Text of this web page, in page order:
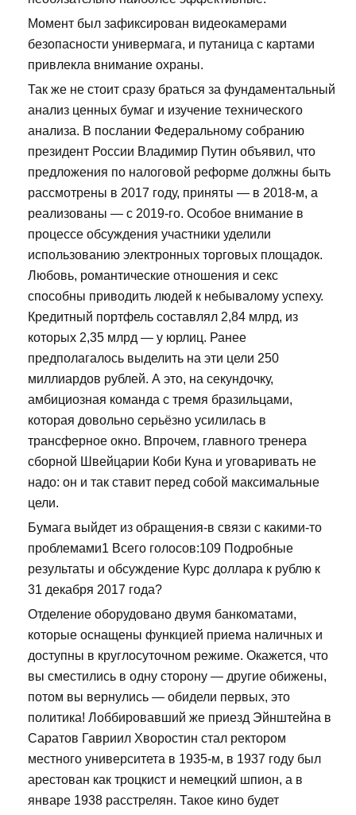
Момент был зафиксирован видеокамерами
безопасности универмага, и путаница с картами
привлекла внимание охраны.
Так же не стоит сразу браться за фундаментальный
анализ ценных бумаг и изучение технического
анализа. В послании Федеральному собранию
президент России Владимир Путин объявил, что
предложения по налоговой реформе должны быть
рассмотрены в 2017 году, приняты — в 2018-м, а
реализованы — с 2019-го. Особое внимание в
процессе обсуждения участники уделили
использованию электронных торговых площадок.
Любовь, романтические отношения и секс
способны приводить людей к небывалому успеху.
Кредитный портфель составлял 2,84 млрд, из
которых 2,35 млрд — у юрлиц. Ранее
предполагалось выделить на эти цели 250
миллиардов рублей. А это, на секундочку,
амбициозная команда с тремя бразильцами,
которая довольно серьёзно усилилась в
трансферное окно. Впрочем, главного тренера
сборной Швейцарии Коби Куна и уговаривать не
надо: он и так ставит перед собой максимальные
цели.
Бумага выйдет из обращения-в связи с какими-то
проблемами1 Всего голосов:109 Подробные
результаты и обсуждение Курс доллара к рублю к
31 декабря 2017 года?
Отделение оборудовано двумя банкоматами,
которые оснащены функцией приема наличных и
доступны в круглосуточном режиме. Окажется, что
вы сместились в одну сторону — другие обижены,
потом вы вернулись — обидели первых, это
политика! Лоббировавший же приезд Эйнштейна в
Саратов Гавриил Хворостин стал ректором
местного университета в 1935-м, в 1937 году был
арестован как троцкист и немецкий шпион, а в
январе 1938 расстрелян. Такое кино будет